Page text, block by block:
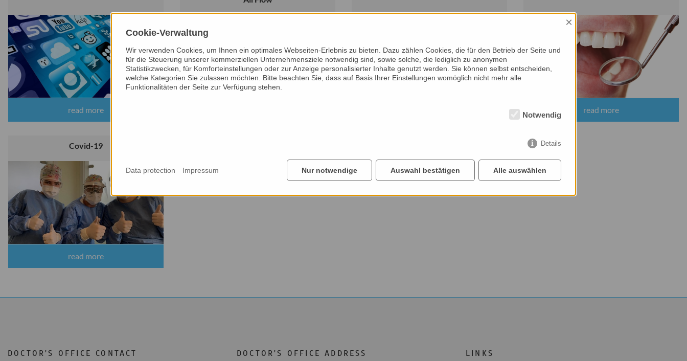
read more read more
Covid-19
read more
DOCTOR'S OFFICE CONTACT DOCTOR'S OFFICE ADDRESS LINKS
Cookie-Verwaltung
×
Wir verwenden Cookies, um Ihnen ein optimales Webseiten-Erlebnis zu bieten. Dazu zählen Cookies, die für den Betrieb der Seite und
für die Steuerung unserer kommerziellen Unternehmensziele notwendig sind, sowie solche, die lediglich zu anonymen
Statistikzwecken, für Komforteinstellungen oder zur Anzeige personalisierter Inhalte genutzt werden. Sie können selbst entscheiden,
welche Kategorien Sie zulassen möchten. Bitte beachten Sie, dass auf Basis Ihrer Einstellungen womöglich nicht mehr alle
Funktionalitäten der Seite zur Verfügung stehen.
Notwendig
Details
Nur notwendige Auswahl bestätigen Alle auswählen
Data protection Impressum